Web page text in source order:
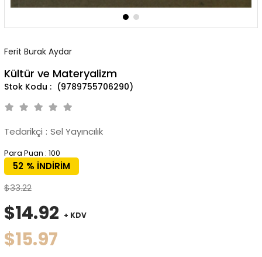
Ferit Burak Aydar
Kültür ve Materyalizm
(9789755706290)
Tedarikçi : Sel Yayıncılık
Para Puan : 100
%
52
İNDIRIM
$33.22
$14.92 + KDV
$15.97